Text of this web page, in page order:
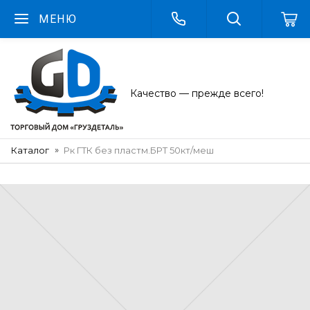
МЕНЮ
Качество — прежде всего!
Каталог Рк ГТК без пластм.БРТ 50кт/меш